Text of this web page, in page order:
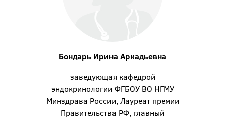
Бондарь Ирина Аркадьевна
заведующая кафедрой
эндокринологии ФГБОУ ВО НГМУ
Минздрава России, Лауреат премии
Правительства РФ, главный